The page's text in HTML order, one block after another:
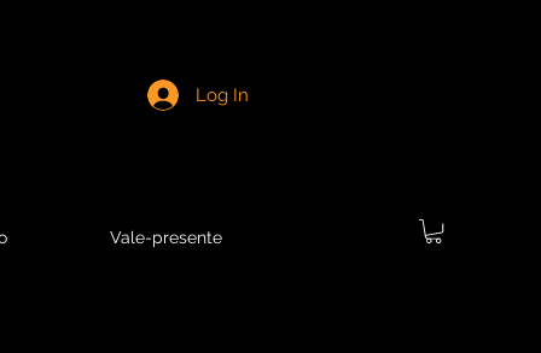
Log In
Vale-presente